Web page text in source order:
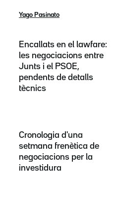
Yago Pasinato
Encallats en el lawfare:
les negociacions entre
Junts i el PSOE,
pendents de detalls
tècnics
Cronologia d'una
setmana frenètica de
negociacions per la
investidura